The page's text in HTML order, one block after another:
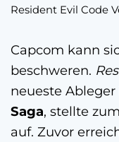
Resident Evil Code
Capcom kann
beschweren.
neueste
Saga, stellte
auf. Zuvor